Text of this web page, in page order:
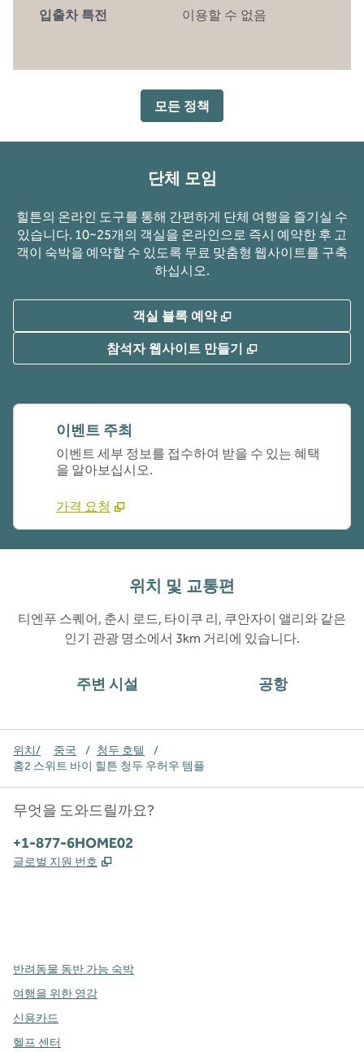
입출차 특전 이용할 수 없음
모든 정책
단체 모임
힐튼의 온라인 도구를 통해 간편하게 단체 여행을 즐기실 수
있습니다. 10~25개의 객실을 온라인으로 즉시 예약한 후 고
객이 숙박을 예약할 수 있도록 무료 맞춤형 웹사이트를 구축
하십시오.
객실 블록 예약 ,
참석자 웹사이트 만들기 ,
이벤트 주최
이벤트 세부 정보를 접수하여 받을 수 있는 혜택
을 알아보십시오.
가격 요청
위치 및 교통편
티엔푸 스퀘어, 춘시 로드, 타이쿠 리, 쿠안자이 앨리와 같은
인기 관광 명소에서 3km 거리에 있습니다.
주변 시설 공항
위치/ 중국 / 청두 호텔
/
홈2 스위트 바이 힐튼 청두 우허우 템플
무엇을 도와드릴까요?
전화:
+1-877-6HOME02
글로벌 지원 번호 ,
반려동물 동반 가능 숙박
여행을 위한 영감
신용카드
헬프 센터